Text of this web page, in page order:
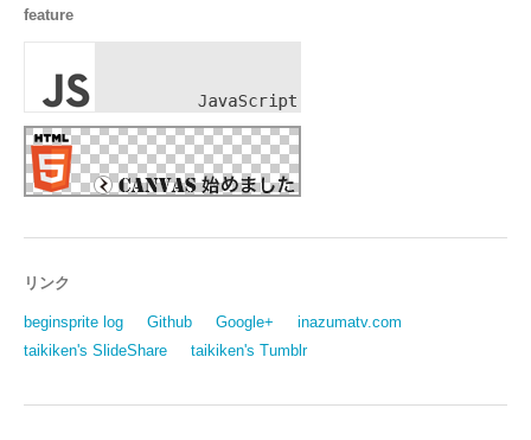
feature
リンク
beginsprite log Github Google+
inazumatv.com
taikiken's SlideShare
taikiken's Tumblr